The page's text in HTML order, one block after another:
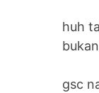
huh
gsc